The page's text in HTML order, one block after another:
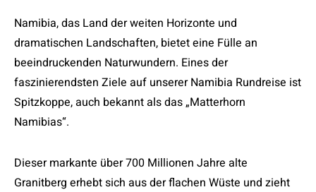
Namibia, das Land der weiten Horizonte und
dramatischen Landschaften, bietet eine Fülle an
beeindruckenden Naturwundern. Eines der
faszinierendsten Ziele auf unserer Namibia Rundreise ist
Spitzkoppe, auch bekannt als das „Matterhorn
Namibias“.
Dieser markante über 700 Millionen Jahre alte
Granitberg erhebt sich aus der flachen Wüste und zieht